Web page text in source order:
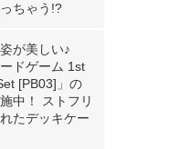
ちゃう!?
が美しい♪
ードゲーム 1st
[PB03]」の
中！ ストフリ
たデッキケー